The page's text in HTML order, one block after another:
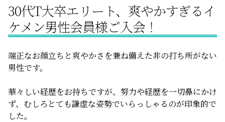
よくある質問
30代T大卒エリート、爽やかすぎるイ
ケメン男性会員様ご入会！
端正なお顔立ちと爽やかさを兼ね備えた非の打ち所がない
男性です。
華々しい経歴をお持ちですが、努力や経歴を一切鼻にかけ
ず、むしろとても謙虚な姿勢でいらっしゃるのが印象的で
した。